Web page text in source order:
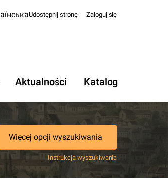
Udostępnij stronę Zaloguj się
Aktualności Katalog
Więcej opcji wyszukiwania
Instrukcja wyszukiwania